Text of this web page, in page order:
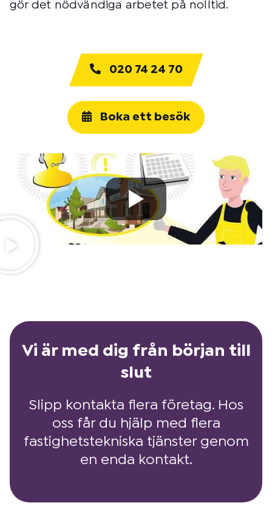
gör det nödvändiga arbetet på nolltid.
020 74 24 70
Boka ett besök
Vi är med dig från början till
slut
Slipp kontakta flera företag. Hos
oss får du hjälp med flera
fastighetstekniska tjänster genom
en enda kontakt.